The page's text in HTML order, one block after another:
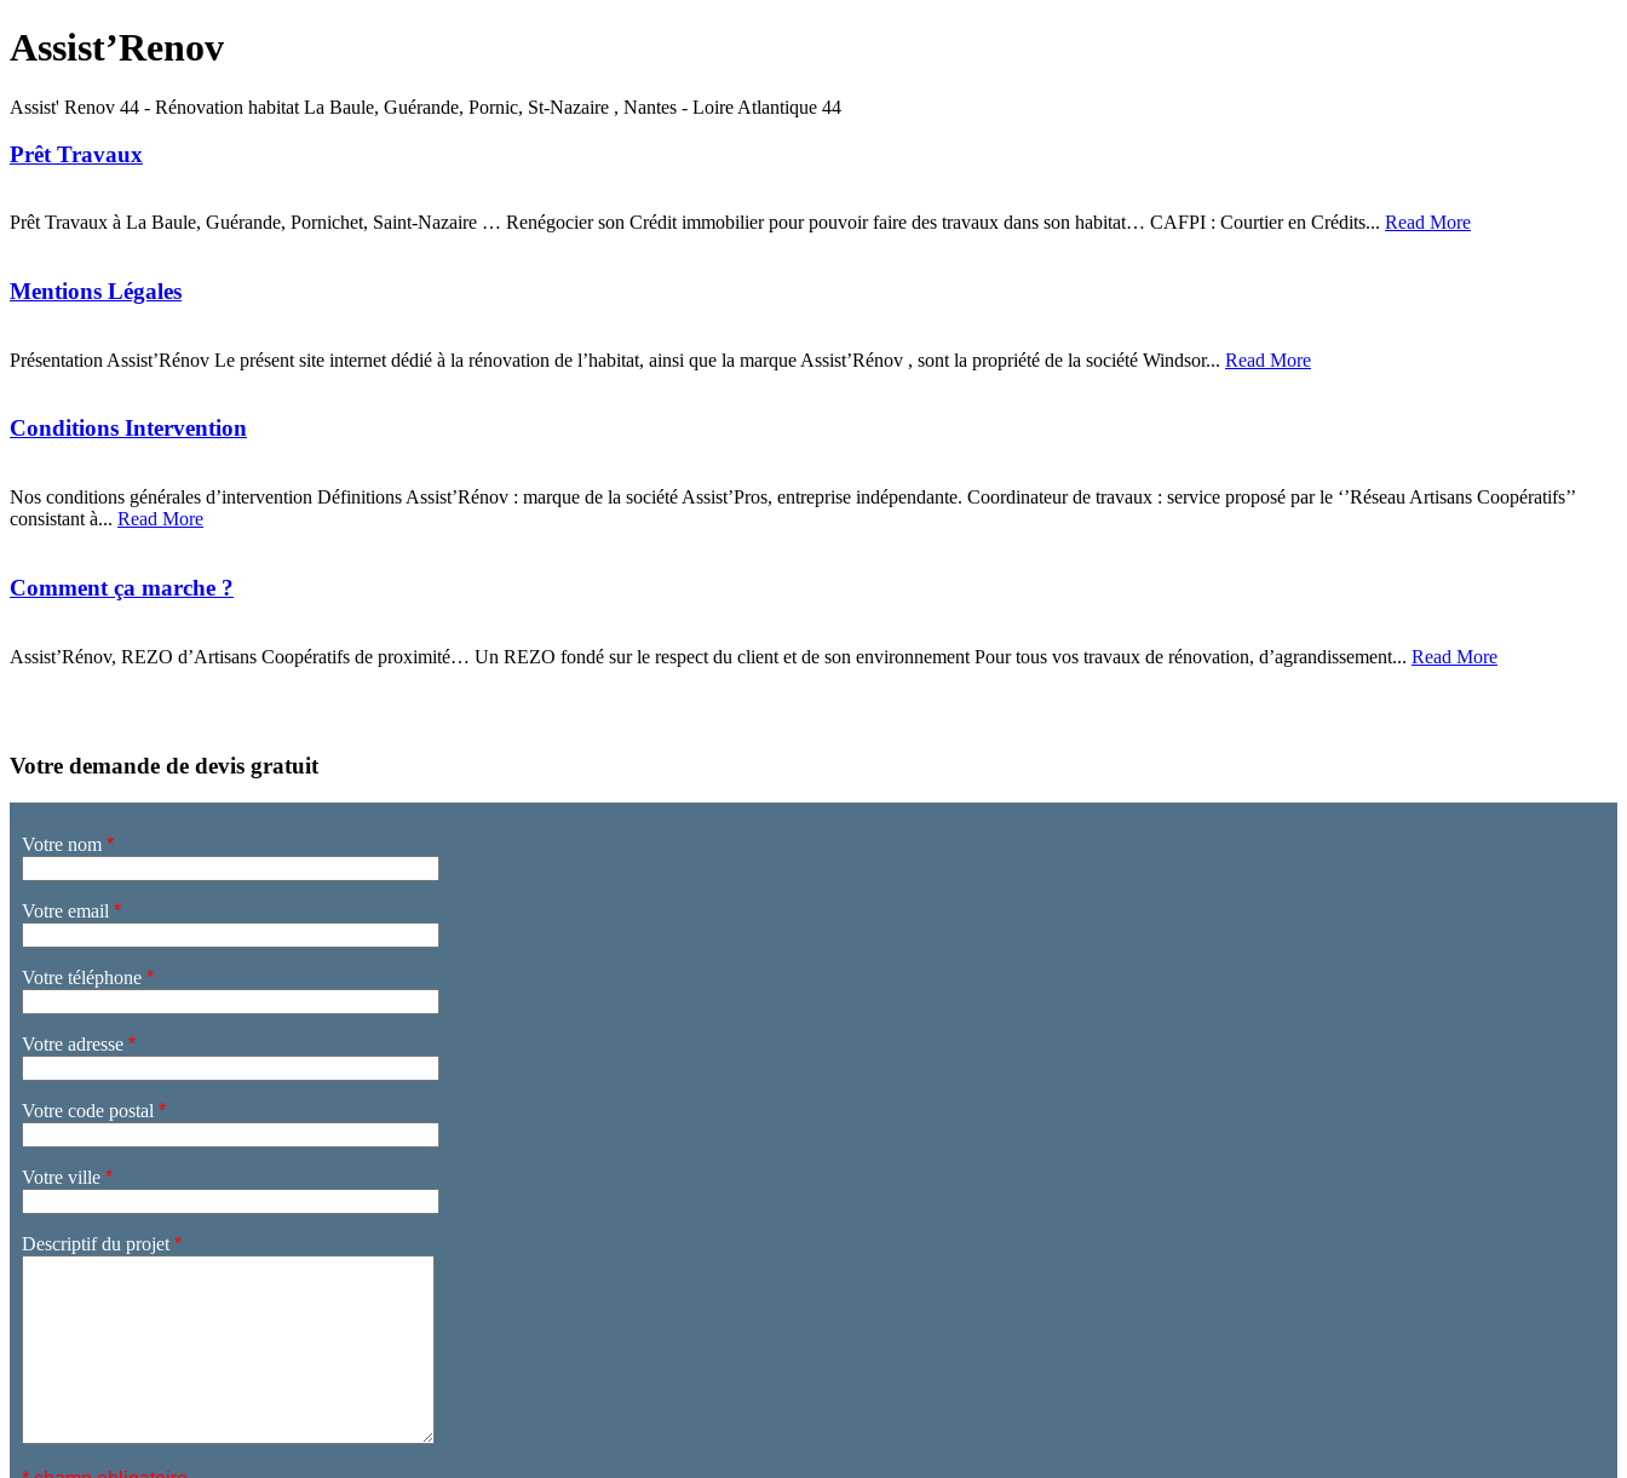
Assist’Renov
Assist' Renov 44 - Rénovation habitat La Baule, Guérande, Pornic, St-Nazaire , Nantes - Loire Atlantique 44
Prêt Travaux
Prêt Travaux à La Baule, Guérande, Pornichet, Saint-Nazaire … Renégocier son Crédit immobilier pour pouvoir faire des travaux dans son habitat… CAFPI : Courtier en Crédits... Read More
Mentions Légales
Présentation Assist’Rénov Le présent site internet dédié à la rénovation de l’habitat, ainsi que la marque Assist’Rénov , sont la propriété de la société Windsor... Read More
Conditions Intervention
Nos conditions générales d’intervention Définitions Assist’Rénov : marque de la société Assist’Pros, entreprise indépendante. Coordinateur de travaux : service proposé par le ‘’Réseau Artisans Coopératifs’’
consistant à... Read More
Comment ça marche ?
Assist’Rénov, REZO d’Artisans Coopératifs de proximité… Un REZO fondé sur le respect du client et de son environnement Pour tous vos travaux de rénovation, d’agrandissement... Read More
Votre demande de devis gratuit
Votre nom *
Votre email *
Votre téléphone *
Votre adresse *
Votre code postal *
Votre ville *
Descriptif du projet *